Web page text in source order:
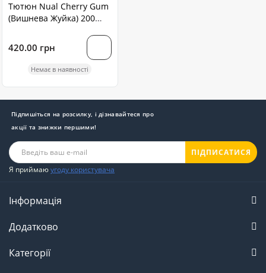
Тютюн Nual Cherry Gum
(Вишнева Жуйка) 200
420.00 грн
Немає в наявності
Підпишіться на розсилку, і дізнавайтеся про
акції та знижки першими!
ПІДПИСАТИСЯ
Я приймаюугоду користувача
Інформація
Додатково
Категорії